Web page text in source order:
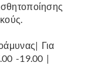
Για
-19.00 |